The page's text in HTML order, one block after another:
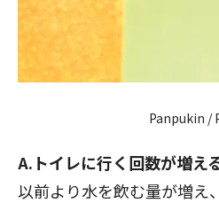
Panpukin /
A.トイレに行く回数が増え
以前より水を飲む量が増え